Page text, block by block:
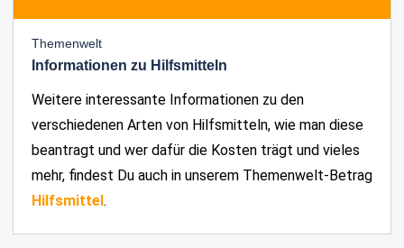
Themenwelt
Informationen zu Hilfsmitteln
Weitere interessante Informationen zu den
verschiedenen Arten von Hilfsmitteln, wie man diese
beantragt und wer dafür die Kosten trägt und vieles
mehr, findest Du auch in unserem Themenwelt-Betrag
Hilfsmittel.